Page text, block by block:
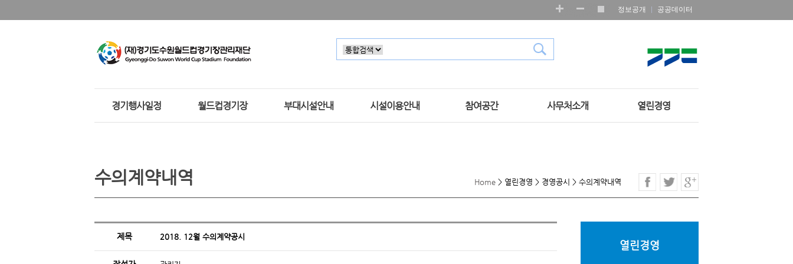
정보공개 공공데이터
경기행사일정 월드컵경기장 부대시설안내 시설이용안내 참여공간 사무처소개 열린경영
Home > 열린경영 > 경영공시 > 수의계약내역
수의계약내역
열린경영
제목 2018. 12월 수의계약공시